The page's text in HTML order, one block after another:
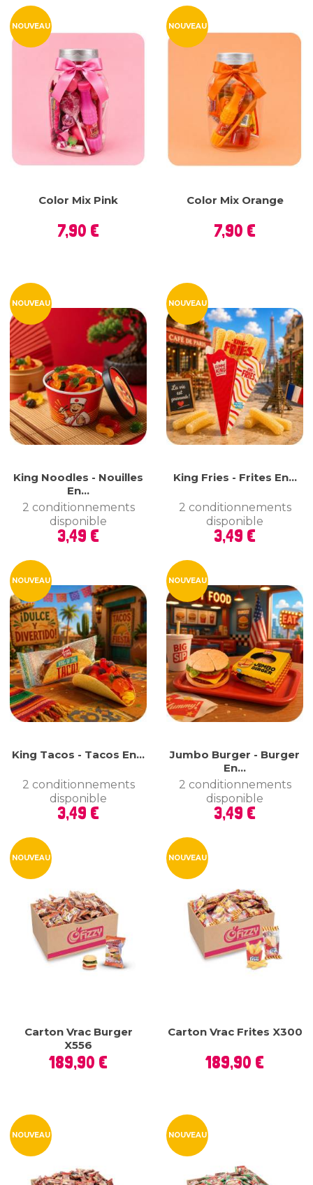
Color Mix Pink
Prix
7,90 €
NOUVEAU
Color Mix Orange
Prix
7,90 €
NOUVEAU
King Noodles - Nouilles
En...
2 conditionnements
disponible
Prix
3,49 €
NOUVEAU
King Fries - Frites En...
2 conditionnements
disponible
Prix
3,49 €
NOUVEAU
King Tacos - Tacos En...
2 conditionnements
disponible
Prix
3,49 €
NOUVEAU
Jumbo Burger - Burger
En...
2 conditionnements
disponible
Prix
3,49 €
NOUVEAU
Carton Vrac Burger
X556
Prix
189,90 €
NOUVEAU
Carton Vrac Frites X300
Prix
189,90 €
NOUVEAU
NOUVEAU NOUVEAU